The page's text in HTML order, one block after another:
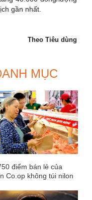
gần nhất.
Theo Tiêu dùng
MỤC
điểm bán lẻ của
Co.op không túi nilon